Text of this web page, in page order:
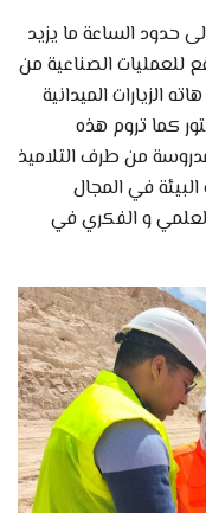
حدود الساعة ما يزيد
للعمليات الصناعية من
الزيارات الميدانية
كما تروم هذه
من طرف التلاميذ
في المجال
و الفكري في